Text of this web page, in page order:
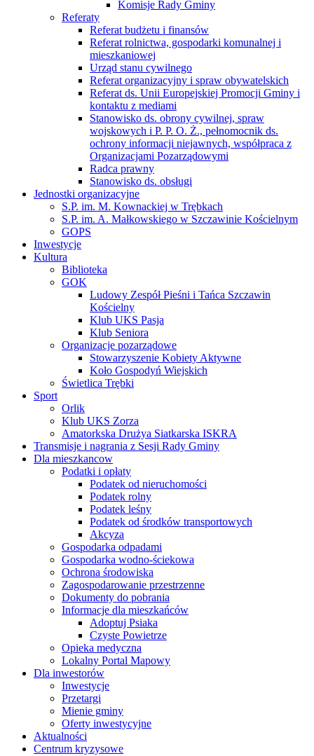
Komisje Rady Gminy
Referaty
Referat budżetu i finansów
Referat rolnictwa, gospodarki komunalnej i
mieszkaniowej
Urząd stanu cywilnego
Referat organizacyjny i spraw obywatelskich
Referat ds. Unii Europejskiej Promocji Gminy i
kontaktu z mediami
Stanowisko ds. obrony cywilnej, spraw
wojskowych i P. P. O. Ż., pełnomocnik ds.
ochrony informacji niejawnych, współpraca z
Organizacjami Pozarządowymi
Radca prawny
Stanowisko ds. obsługi
Jednostki organizacyjne
S.P. im. M. Kownackiej w Trębkach
S.P. im. A. Małkowskiego w Szczawinie Kościelnym
GOPS
Inwestycje
Kultura
Biblioteka
GOK
Ludowy Zespół Pieśni i Tańca Szczawin
Kościelny
Klub UKS Pasja
Klub Seniora
Organizacje pozarządowe
Stowarzyszenie Kobiety Aktywne
Koło Gospodyń Wiejskich
Świetlica Trębki
Sport
Orlik
Klub UKS Zorza
Amatorkska Drużya Siatkarska ISKRA
Transmisje i nagrania z Sesji Rady Gminy
Dla mieszkancow
Podatki i opłaty
Podatek od nieruchomości
Podatek rolny
Podatek leśny
Podatek od środków transportowych
Akcyza
Gospodarka odpadami
Gospodarka wodno-ściekowa
Ochrona środowiska
Zagospodarowanie przestrzenne
Dokumenty do pobrania
Informacje dla mieszkańców
Adoptuj Psiaka
Czyste Powietrze
Opieka medyczna
Lokalny Portal Mapowy
Dla inwestorów
Inwestycje
Przetargi
Mienie gminy
Oferty inwestycyjne
Aktualności
Centrum kryzysowe